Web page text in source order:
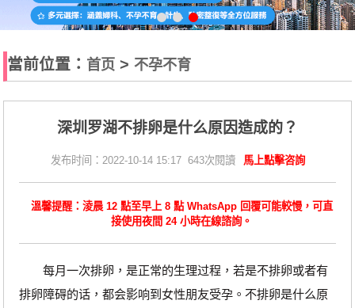
當前位置： 首页 > 不孕不育
深圳罗湖不排卵是什么原因造成的？
发布时间：2022-10-14 15:17 643次閱讀 馬上點擊咨詢
溫馨提醒：淩晨 12 點至早上 8 點 WhatsApp 回覆可能較慢，可直
接使用夜間 24 小時在線諮詢。
每月一次排卵，是正常的生理过程，若是不排卵或者有
排卵障碍的话，都会影响到女性朋友受孕。不排卵是什么原